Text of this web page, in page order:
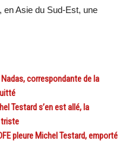
Asie du Sud-Est, une
Nadas, correspondante de la
Testard s’en est allé, la
pleure Michel Testard, emporté